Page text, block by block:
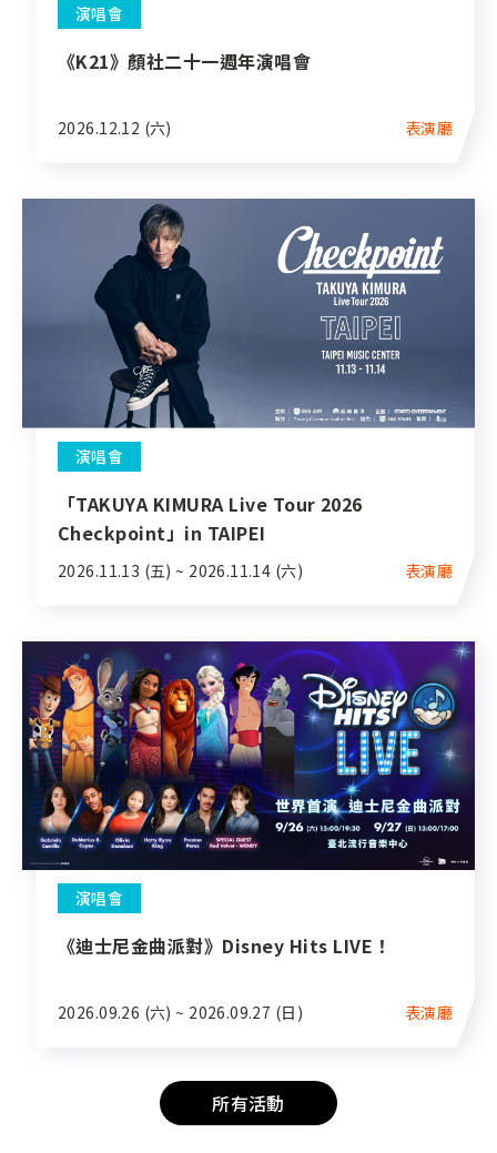
演唱會
《K21》顏社二十一週年演唱會
2026.12.12 (六) 表演廳
演唱會
「TAKUYA KIMURA Live Tour 2026
Checkpoint」in TAIPEI
2026.11.13 (五) ~ 2026.11.14 (六) 表演廳
演唱會
《迪士尼金曲派對》Disney Hits LIVE！
2026.09.26 (六) ~ 2026.09.27 (日) 表演廳
所有活動